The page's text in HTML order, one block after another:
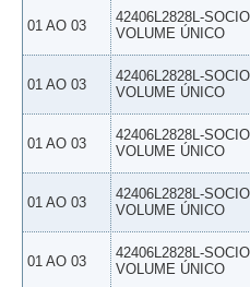
01 AO 03
42406L2828L-
VOLUME ÚNICO
01 AO 03
42406L2828L-
VOLUME ÚNICO
01 AO 03
42406L2828L-
VOLUME ÚNICO
01 AO 03
42406L2828L-
VOLUME ÚNICO
01 AO 03
42406L2828L-
VOLUME ÚNICO